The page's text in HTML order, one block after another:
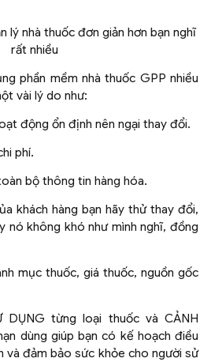
lý nhà thuốc đơn giản hơn bạn nghĩ
rất nhiều
phần mềm nhà thuốc GPP nhiều
vài lý do như:
động ổn định nên ngại thay đổi.
phí.
bộ thông tin hàng hóa.
khách hàng bạn hãy thử thay đổi,
nó không khó như mình nghĩ, đồng
mục thuốc, giá thuốc, nguồn gốc
DỤNG từng loại thuốc và CẢNH
dùng giúp bạn có kế hoạch điều
và đảm bảo sức khỏe cho người sử